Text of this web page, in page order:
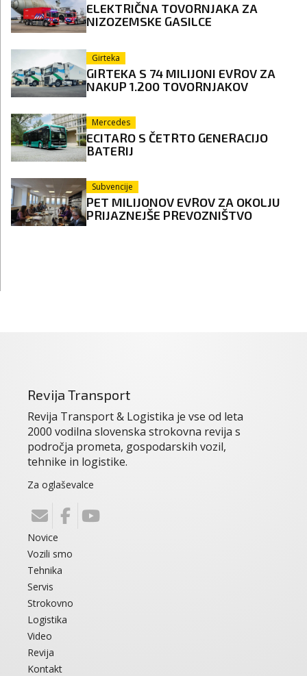
ELEKTRIČNA TOVORNJAKA ZA
NIZOZEMSKE GASILCE
Girteka
GIRTEKA S 74 MILIJONI EVROV ZA
NAKUP 1.200 TOVORNJAKOV
Mercedes
ECITARO S ČETRTO GENERACIJO
BATERIJ
Subvencije
PET MILIJONOV EVROV ZA OKOLJU
PRIJAZNEJŠE PREVOZNIŠTVO
Revija Transport
Revija Transport & Logistika je vse od leta
2000 vodilna slovenska strokovna revija s
področja prometa, gospodarskih vozil,
tehnike in logistike.
Za oglaševalce
Novice
Vozili smo
Tehnika
Servis
Strokovno
Logistika
Video
Revija
Kontakt